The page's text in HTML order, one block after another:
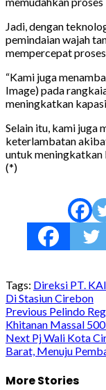
Jadi, dengan
pemindaian wajah
mempercepat
“Kami juga
Image) pada
meningkatkan
Selain itu, kami juga
keterlambatan
untuk meningkatkan
(*)
Tags: Direksi PT.
Di Stasiun Cirebon
Post
navigation
Previous Pelindo
Khitanan Massal
Next Pj Wali Kota
Barat, Menuju
More Stories